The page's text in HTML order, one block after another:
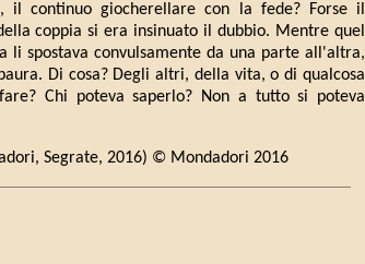
il continuo giocherellare con la fede? Forse il
coppia si era insinuato il dubbio. Mentre quel
li spostava convulsamente da una parte all'altra,
Di cosa? Degli altri, della vita, o di qualcosa
Chi poteva saperlo? Non a tutto si poteva
Segrate, 2016) © Mondadori 2016